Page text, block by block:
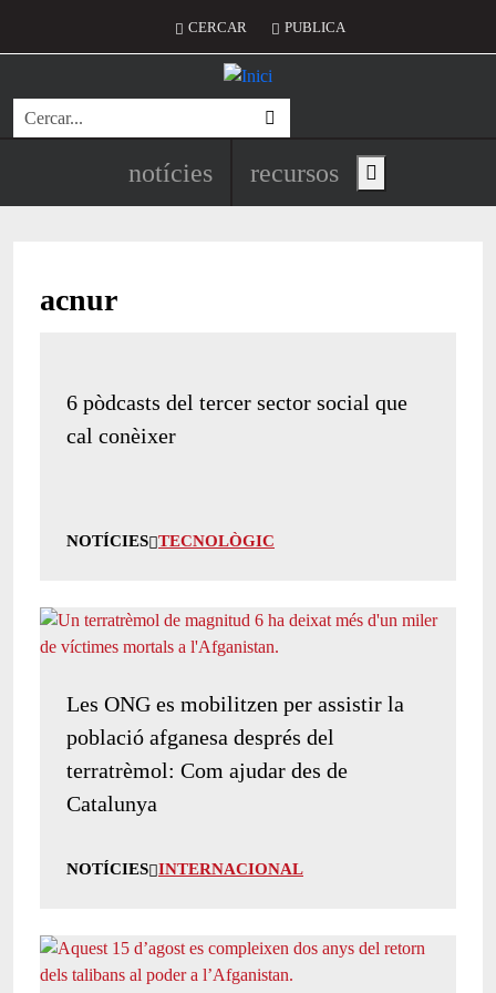
Menú del compte d'usuari
CERCAR PUBLICA
Cerca
Navegació principal de
notícies recursos Show main menu
acnur
6 pòdcasts del tercer sector social que
cal conèixer
NOTÍCIES TECNOLÒGIC
Les ONG es mobilitzen per assistir la
població afganesa després del
terratrèmol: Com ajudar des de
Catalunya
NOTÍCIES INTERNACIONAL